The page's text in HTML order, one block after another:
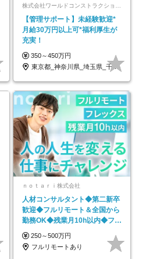
【管理サポート】未経験歓迎*
月給30万円以上可*福利厚生が
充実！
350～450万円
東京都_神奈川県_埼玉県_千葉県_大阪府…
ｎｏｔａｒｉ株式会社
人材コンサルタント◆第二新卒
歓迎◆フルリモート＆全国から
勤務OK◆残業月10h以内◆フレ
ックス制
250～500万円
フルリモートあり